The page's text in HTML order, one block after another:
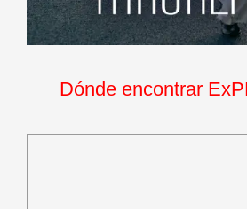
Dónde encontrar